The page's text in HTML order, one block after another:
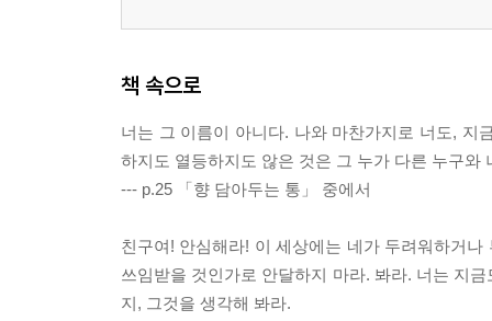
책 속으로
너는 그 이름이 아니다. 나와 마찬가지로 너도, 지
하지도 열등하지도 않은 것은 그 누가 다른 누구
--- p.25 「향 담아두는 통」 중에서
친구여! 안심해라! 이 세상에는 네가 두려워하거
쓰임받을 것인가로 안달하지 마라. 봐라. 너는 지
지, 그것을 생각해 봐라.